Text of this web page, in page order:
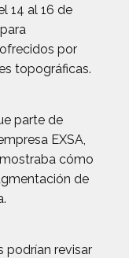
14 al 16 de
por
topográficas.
parte de
EXSA,
cómo
de
podrían revisar